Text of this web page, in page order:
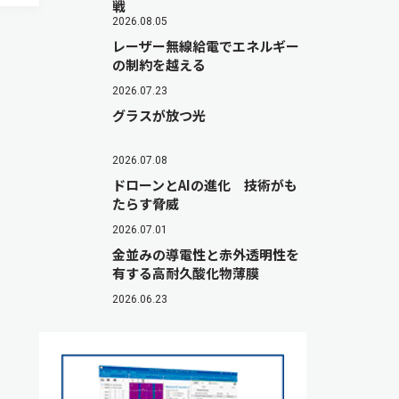
戦
2026.08.05
レーザー無線給電でエネルギー
の制約を越える
2026.07.23
グラスが放つ光
2026.07.08
ドローンとAIの進化 技術がも
たらす脅威
2026.07.01
金並みの導電性と赤外透明性を
有する高耐久酸化物薄膜
2026.06.23